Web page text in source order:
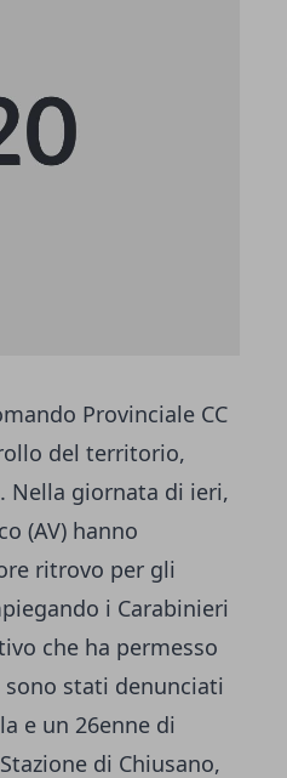
Provinciale CC
del territorio,
Nella giornata di ieri,
(AV) hanno
ritrovo per gli
i Carabinieri
che ha permesso
stati denunciati
e un 26enne di
di Chiusano,